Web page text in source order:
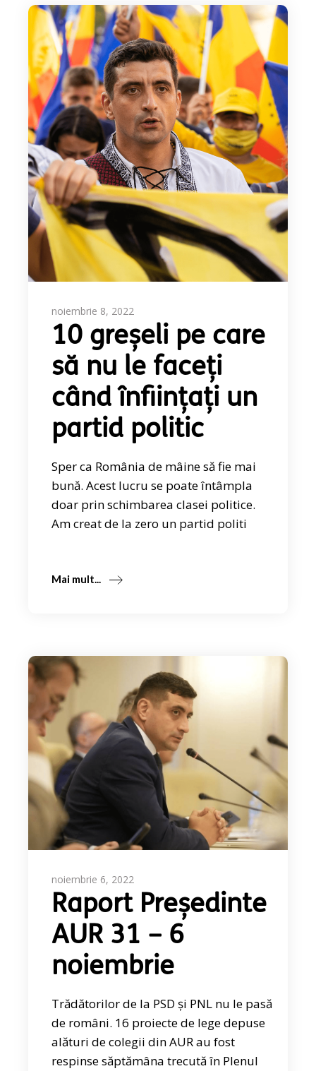
noiembrie 8, 2022
10 greșeli pe care
să nu le faceți
când înființați un
partid politic
Sper ca România de mâine să fie mai
bună. Acest lucru se poate întâmpla
doar prin schimbarea clasei politice.
Am creat de la zero un partid politi
Mai mult...
noiembrie 6, 2022
Raport Președinte
AUR 31 – 6
noiembrie
Trădătorilor de la PSD și PNL nu le pasă
de români. 16 proiecte de lege depuse
alături de colegii din AUR au fost
respinse săptămâna trecută în Plenul